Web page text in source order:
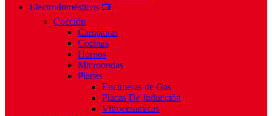
Electrodomésticos 📺
Cocción
Campanas
Cocinas
Hornos
Microondas
Placas
Encimeras de Gas
Placas De Inducción
Vitrocerámicas